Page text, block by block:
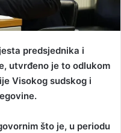
predsjednika i
utvrđeno je to odlukom
Visokog sudskog i
što je, u periodu